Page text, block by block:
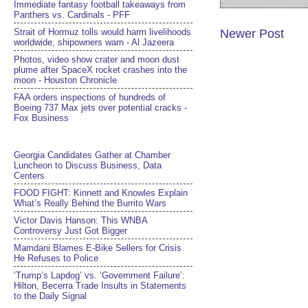
Newer Post
Immediate fantasy football takeaways from
Panthers vs. Cardinals - PFF
Strait of Hormuz tolls would harm livelihoods
worldwide, shipowners warn - Al Jazeera
Photos, video show crater and moon dust
plume after SpaceX rocket crashes into the
moon - Houston Chronicle
FAA orders inspections of hundreds of
Boeing 737 Max jets over potential cracks -
Fox Business
Georgia Candidates Gather at Chamber
Luncheon to Discuss Business, Data
Centers
FOOD FIGHT: Kinnett and Knowles Explain
What’s Really Behind the Burrito Wars
Victor Davis Hanson: This WNBA
Controversy Just Got Bigger
Mamdani Blames E-Bike Sellers for Crisis
He Refuses to Police
‘Trump’s Lapdog’ vs. ‘Government Failure’:
Hilton, Becerra Trade Insults in Statements
to the Daily Signal